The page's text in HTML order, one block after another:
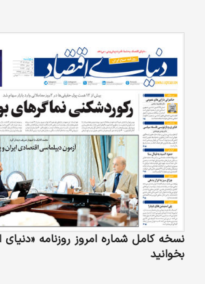
نسخه کامل شماره امروز روزنامه «دنیای‌
بخوانید